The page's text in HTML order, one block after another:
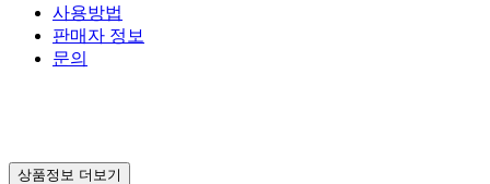
사용방법
판매자 정보
문의
상품정보 더보기